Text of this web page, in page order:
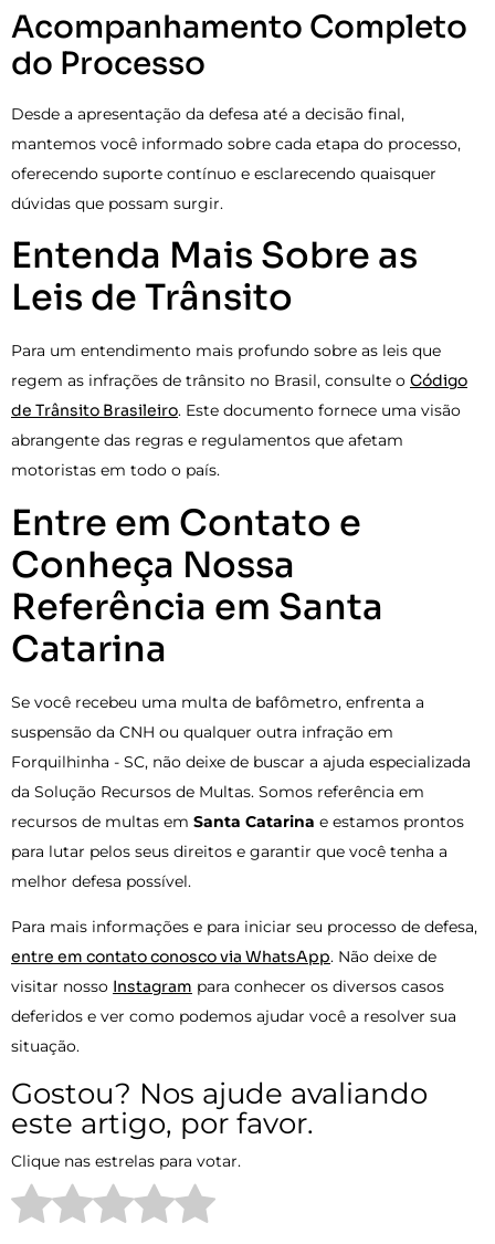
Acompanhamento Completo
do Processo
Desde a apresentação da defesa até a decisão final,
mantemos você informado sobre cada etapa do processo,
oferecendo suporte contínuo e esclarecendo quaisquer
dúvidas que possam surgir.
Entenda Mais Sobre as
Leis de Trânsito
Para um entendimento mais profundo sobre as leis que
regem as infrações de trânsito no Brasil, consulte o Código
de Trânsito Brasileiro. Este documento fornece uma visão
abrangente das regras e regulamentos que afetam
motoristas em todo o país.
Entre em Contato e
Conheça Nossa
Referência em Santa
Catarina
Se você recebeu uma multa de bafômetro, enfrenta a
suspensão da CNH ou qualquer outra infração em
Forquilhinha - SC, não deixe de buscar a ajuda especializada
da Solução Recursos de Multas. Somos referência em
recursos de multas em Santa Catarina e estamos prontos
para lutar pelos seus direitos e garantir que você tenha a
melhor defesa possível.
Para mais informações e para iniciar seu processo de defesa,
entre em contato conosco via WhatsApp. Não deixe de
visitar nosso Instagram para conhecer os diversos casos
deferidos e ver como podemos ajudar você a resolver sua
situação.
Gostou? Nos ajude avaliando
este artigo, por favor.
Clique nas estrelas para votar.